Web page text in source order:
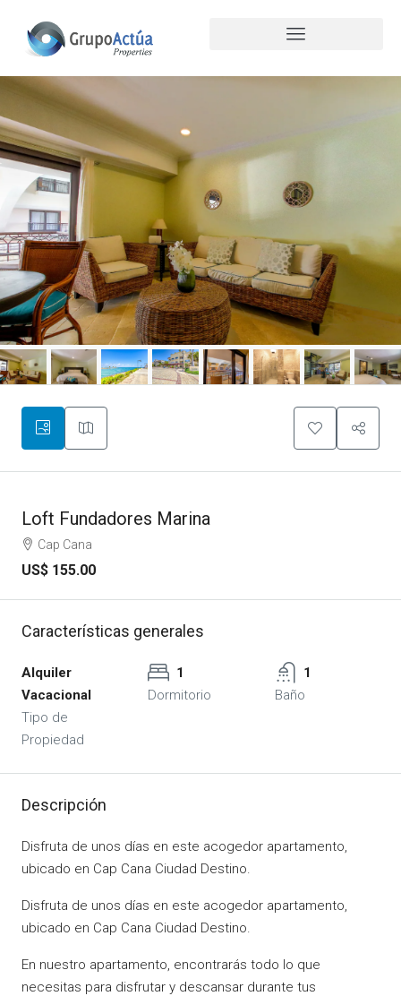
Loft Fundadores Marina
Cap Cana
US$ 155.00
Características generales
Alquiler
Vacacional
Tipo de
Propiedad
1
Dormitorio
1
Baño
Descripción
Disfruta de unos días en este acogedor apartamento,
ubicado en Cap Cana Ciudad Destino.
Disfruta de unos días en este acogedor apartamento,
ubicado en Cap Cana Ciudad Destino.
En nuestro apartamento, encontrarás todo lo que
necesitas para disfrutar y descansar durante tus